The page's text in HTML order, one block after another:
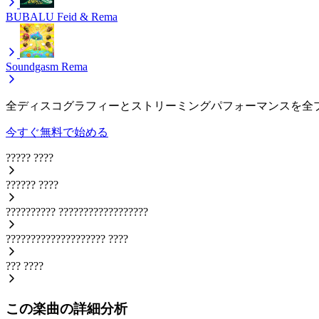
BUBALU Feid & Rema
Soundgasm Rema
全ディスコグラフィーとストリーミングパフォーマンスを全
今すぐ無料で始める
????? ????
?????? ????
?????????? ??????????????????
???????????????????? ????
??? ????
この楽曲の詳細分析